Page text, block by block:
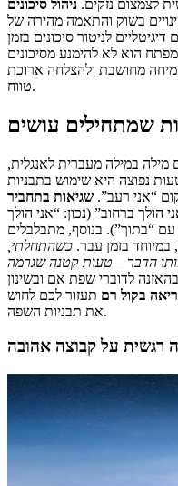
לצמצום נזקים. ניהול סיכונים
בשוק והתאמה מהירה של
לניטור סיכונים בזמן
הוא לא להימנע מסיכונים
מחושבת ולהצלחה ארוכת
טווח.
שמתחילים עושים
מילה במילה מעברית לאנגלית,
נפוצה היא שימוש בתבניות
“אני רעב”. שגיאות בתחביר
הולך ברחוב” (נכון: “אני הולך
“בתוך”). בנוסף, מתבלבלים
במיוחד בזמן עבר. כשהתחלתי,
הדבר – טעות קטנה שגרמה
לדוברי שפת אם ובשינון
בקול רם תעזור לכם לחוש
את תבניות השפה.
רגשית על קבוצה אהובה